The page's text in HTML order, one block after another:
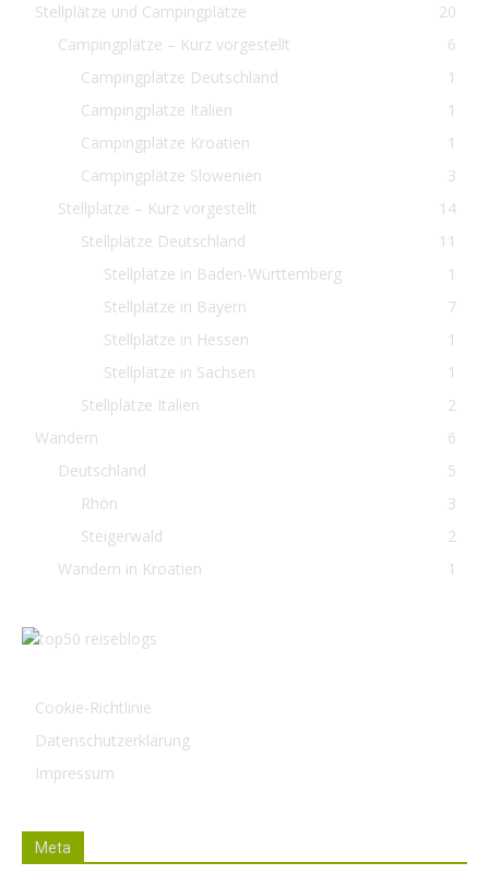
Stellplätze und Campingplätze
20
Campingplätze – Kurz vorgestellt
6
Campingplätze Deutschland
1
Campingplätze Italien
1
Campingplätze Kroatien
1
Campingplätze Slowenien
3
Stellplätze – Kurz vorgestellt
14
Stellplätze Deutschland
11
Stellplätze in Baden-Württemberg
1
Stellplätze in Bayern
7
Stellplätze in Hessen
1
Stellplätze in Sachsen
1
Stellplätze Italien
2
Wandern
6
Deutschland
5
Rhön
3
Steigerwald
2
Wandern in Kroatien
1
Cookie-Richtlinie
Datenschutzerklärung
Impressum
Meta